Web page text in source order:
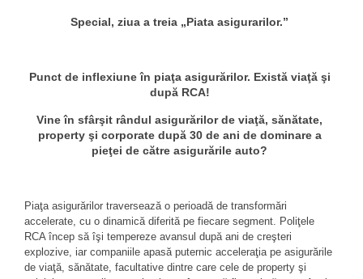
Special, ziua a treia „Piata asigurarilor.”
Punct de inflexiune în piaţa asigurărilor. Există viaţă şi
după RCA!
Vine în sfârşit rândul asigurărilor de viaţă, sănătate,
property şi corporate după 30 de ani de dominare a
pieţei de către asigurările auto?
Piaţa asigurărilor traversează o perioadă de transformări
accelerate, cu o dinamică diferită pe fiecare segment. Poliţele
RCA încep să îşi tempereze avansul după ani de creşteri
explozive, iar companiile apasă puternic acceleraţia pe asigurările
de viaţă, sănătate, facultative dintre care cele de property şi